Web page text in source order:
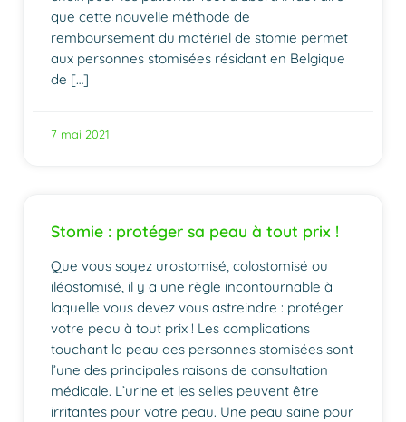
que cette nouvelle méthode de
remboursement du matériel de stomie permet
aux personnes stomisées résidant en Belgique
de […]
7 mai 2021
Stomie : protéger sa peau à tout prix !
Que vous soyez urostomisé, colostomisé ou
iléostomisé, il y a une règle incontournable à
laquelle vous devez vous astreindre : protéger
votre peau à tout prix ! Les complications
touchant la peau des personnes stomisées sont
l’une des principales raisons de consultation
médicale. L’urine et les selles peuvent être
irritantes pour votre peau. Une peau saine pour